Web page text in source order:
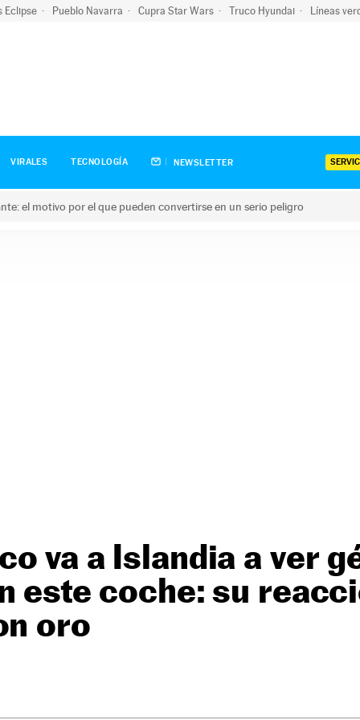
Eclipse Pueblo Navarra Cupra Star Wars Truco Hyundai Líneas
VIRALES TECNOLOGÍA NEWSLETTER
el motivo por el que pueden convertirse en un serio peligro
va a Islandia a ver
este coche: su
oro